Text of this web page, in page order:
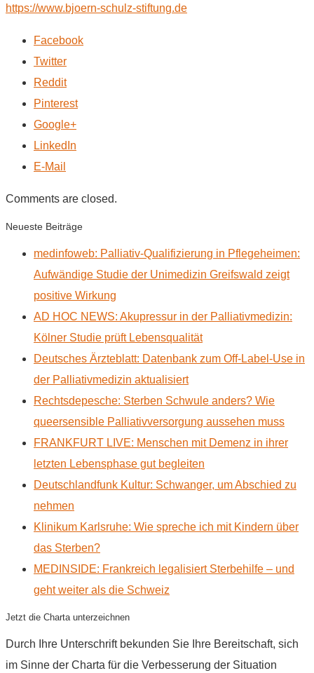
https://www.bjoern-schulz-stiftung.de
Facebook
Twitter
Reddit
Pinterest
Google+
LinkedIn
E-Mail
Comments are closed.
Neueste Beiträge
medinfoweb: Palliativ-Qualifizierung in Pflegeheimen:
Aufwändige Studie der Unimedizin Greifswald zeigt
positive Wirkung
AD HOC NEWS: Akupressur in der Palliativmedizin:
Kölner Studie prüft Lebensqualität
Deutsches Ärzteblatt: Datenbank zum Off-Label-Use in
der Palliativmedizin aktualisiert
Rechtsdepesche: Sterben Schwule anders? Wie
queersensible Palliativversorgung aussehen muss
FRANKFURT LIVE: Menschen mit Demenz in ihrer
letzten Lebensphase gut begleiten
Deutschlandfunk Kultur: Schwanger, um Abschied zu
nehmen
Klinikum Karlsruhe: Wie spreche ich mit Kindern über
das Sterben?
MEDINSIDE: Frankreich legalisiert Sterbehilfe – und
geht weiter als die Schweiz
Jetzt die Charta unterzeichnen
Durch Ihre Unterschrift bekunden Sie Ihre Bereitschaft, sich
im Sinne der Charta für die Verbesserung der Situation